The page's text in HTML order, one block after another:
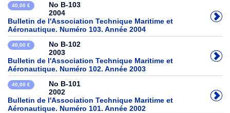
40,00 €
No B-103
2004
Bulletin de l'Association Technique Maritime et
Aéronautique. Numéro 103. Année 2004
40,00 €
No B-102
2003
Bulletin de l'Association Technique Maritime et
Aéronautique. Numéro 102. Année 2003
40,00 €
No B-101
2002
Bulletin de l'Association Technique Maritime et
Aéronautique. Numéro 101. Année 2002